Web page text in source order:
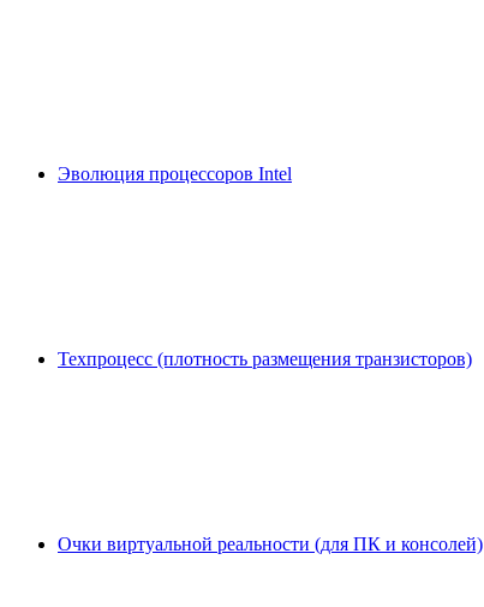
Эволюция процессоров Intel
Техпроцесс (плотность размещения транзисторов)
Очки виртуальной реальности (для ПК и консолей)